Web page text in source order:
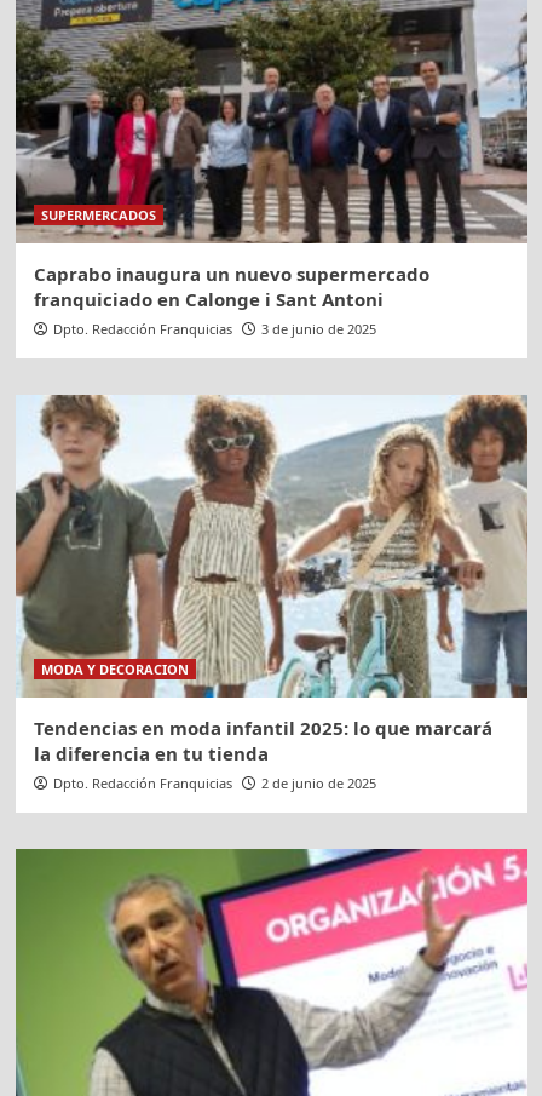
SUPERMERCADOS
Caprabo inaugura un nuevo supermercado
franquiciado en Calonge i Sant Antoni
Dpto. Redacción Franquicias 3 de junio de 2025
MODA Y DECORACION
Tendencias en moda infantil 2025: lo que marcará
la diferencia en tu tienda
Dpto. Redacción Franquicias 2 de junio de 2025